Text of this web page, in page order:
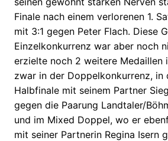
Finale nach einem verlorenen 1.
mit 3:1 gegen Peter Flach. Diese
Einzelkonkurrenz war aber noch
erzielte noch 2 weitere Medaillen
zwar in der Doppelkonkurrenz, in
Halbfinale mit seinem Partner
gegen die Paarung Landtaler/
und im Mixed Doppel, wo er
mit seiner Partnerin Regina Isern